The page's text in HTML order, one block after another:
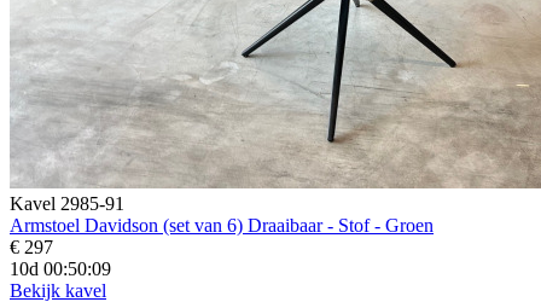
Kavel 2985-91
Armstoel Davidson (set van 6) Draaibaar - Stof - Groen
€ 297
10d 00:50:07
Bekijk kavel